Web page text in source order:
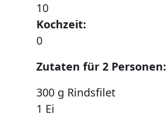
10
Kochzeit:
0
Zutaten für 2 Personen:
300 g Rindsfilet
1 Ei